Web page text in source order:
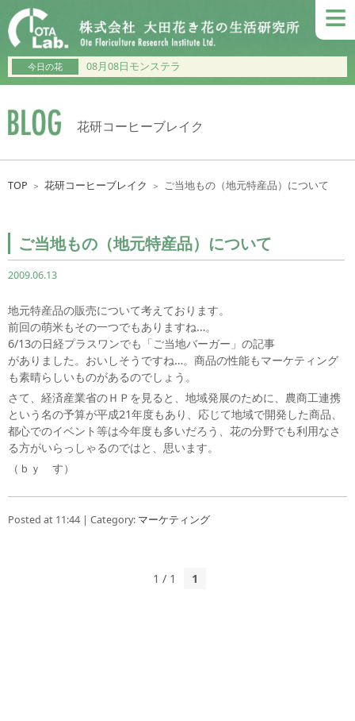
≡
今日の花 08月08日モンステラ
花研コーヒーブレイク
TOP ＞ 花研コーヒーブレイク ＞ ご当地もの（地元特産品）について
ご当地もの（地元特産品）について
2009.06.13
地元特産品の販売について考えております。
前回の萌米もその一つでもありますね…。
6/13の日経プラスワンでも「ご当地バーガー」の記事
がありました。おいしそうですね…。商品の性能もマーケティング
も素晴らしいものがあるのでしょう。
さて、経済産業省のＨＰを見ると、地域発展のために、農商工連携
という名の予算が平成21年度もあり、応じて地域で開発した商品、
都心でのイベント等は今年度も多いだろう、花の分野でも利用なさ
る方がいらっしゃるのではと、思います。
（ｂｙ す）
Posted at 11:44 | Category: マーケティング
1 / 1 1